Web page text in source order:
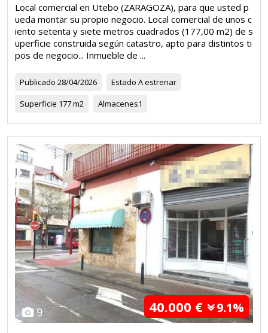
Local comercial en Utebo (ZARAGOZA), para que usted p
ueda montar su propio negocio. Local comercial de unos c
iento setenta y siete metros cuadrados (177,00 m2) de s
uperficie construida según catastro, apto para distintos ti
pos de negocio... Inmueble de ...
Publicado 28/04/2026 Estado A estrenar
Superficie 177 m2 Almacenes1
9 40.000 € 9.1%